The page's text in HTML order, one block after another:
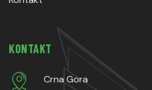
KONTAKT
Crna Gora